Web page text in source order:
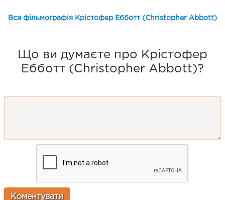
Вся фільмографія Крістофер Ебботт (Christopher Abbott)
Що ви думаєте про Крістофер
Ебботт (Christopher Abbott)?